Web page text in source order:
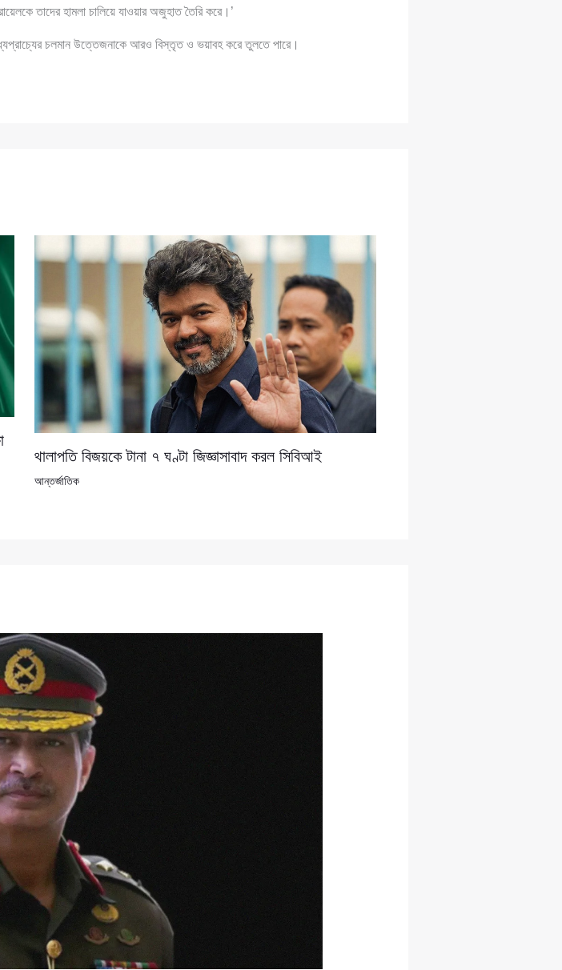
তাদের হামলা চালিয়ে যাওয়ার অজুহাত তৈরি করে।’
চলমান উত্তেজনাকে আরও বিস্তৃত ও ভয়াবহ করে তুলতে পারে।
থালাপতি বিজয়কে টানা ৭ ঘণ্টা জিজ্ঞাসাবাদ করল সিবিআই
আন্তর্জাতিক